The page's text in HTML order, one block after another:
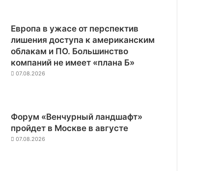
Европа в ужасе от перспектив
лишения доступа к американским
облакам и ПО. Большинство
компаний не имеет «плана Б»
07.08.2026
Форум «Венчурный ландшафт»
пройдет в Москве в августе
07.08.2026